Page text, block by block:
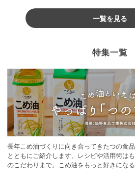
一覧を見る
特集一覧
長年こめ油づくりに向き合ってきたつの食
とともにご紹介します。レシピや活用術は
のこだわりまで。こめ油をもっと好きにな